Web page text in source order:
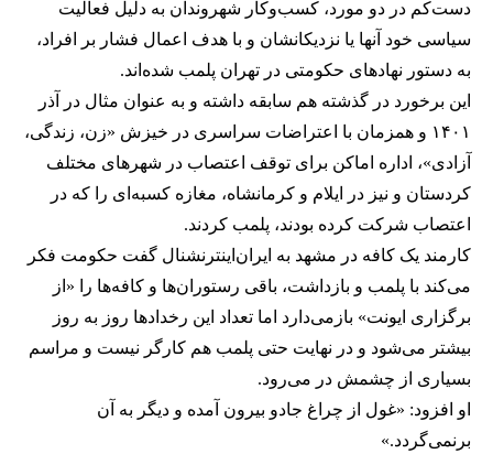
دست‌کم در دو مورد، کسب‌وکار شهروندان به دلیل فعالیت
سیاسی خود آنها یا نزدیکانشان و با هدف اعمال فشار بر افراد،
به دستور نهادهای حکومتی در تهران پلمب شده‌اند.
این برخورد در گذشته هم سابقه داشته و به عنوان مثال در آذر
۱۴۰۱ و همزمان با اعتراضات سراسری در خیزش «زن، زندگی،
آزادی»، اداره اماکن برای توقف اعتصاب در شهرهای مختلف
کردستان و نیز در ایلام و کرمانشاه، مغازه کسبه‌ای را که در
اعتصاب شرکت کرده بودند، پلمب کردند.
کارمند یک کافه در مشهد به ایران‌اینترنشنال گفت حکومت فکر
می‌کند با پلمب و بازداشت، باقی رستوران‌ها و کافه‌ها را «از
برگزاری ایونت» بازمی‌دارد اما تعداد این رخدادها روز به روز
بیشتر می‌شود و در نهایت حتی پلمب هم کارگر نیست و مراسم
بسیاری از چشمش در می‌رود.
او افزود: «غول از چراغ جادو بیرون آمده و دیگر به آن
برنمی‎‌گردد.»